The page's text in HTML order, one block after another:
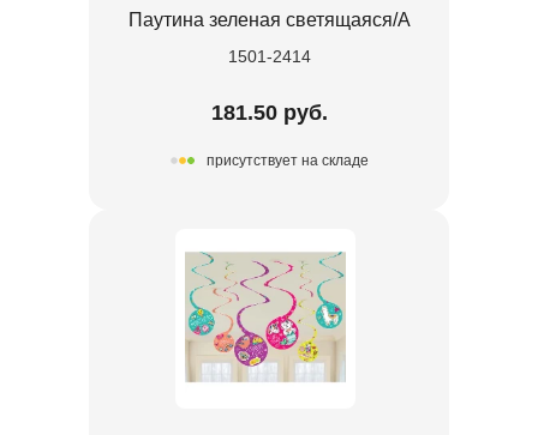
Паутина зеленая светящаяся/A
1501-2414
181.50 руб.
присутствует на складе